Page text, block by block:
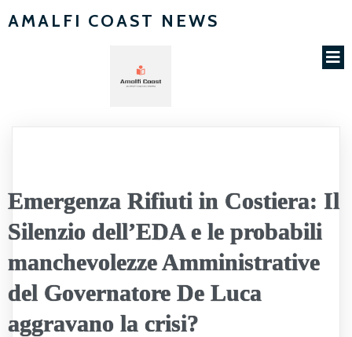
AMALFI COAST NEWS
Emergenza Rifiuti in Costiera: Il
Silenzio dell’EDA e le probabili
manchevolezze Amministrative
del Governatore De Luca
aggravano la crisi?